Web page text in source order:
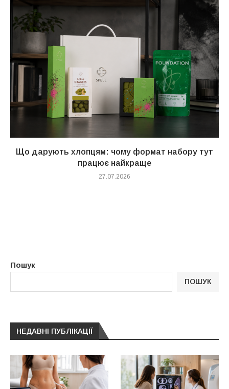
Що дарують хлопцям: чому формат набору тут
працює найкраще
27.07.2026
Пошук
ПОШУК
НЕДАВНІ ПУБЛІКАЦІЇ